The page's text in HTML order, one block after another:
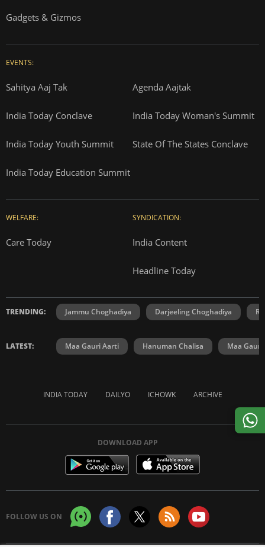
Gadgets & Gizmos
EVENTS:
Sahitya Aaj Tak Agenda Aajtak
India Today Conclave India Today Woman's Summit
India Today Youth Summit State Of The States Conclave
India Today Education Summit
WELFARE:
Care Today
SYNDICATION:
India Content
Headline Today
TRENDING: Jammu Choghadiya Darjeeling Choghadiya
LATEST: Maa Gauri Aarti Hanuman Chalisa Maa Gauri
INDIA TODAY DAILYO ICHOWK ARCHIVE
DOWNLOAD APP
FOLLOW US ON